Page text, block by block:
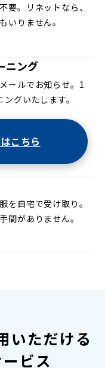
要。リネットなら、
いりません。
ニング
ールでお知らせ。1
グいたします。
こちら
を自宅で受け取り。
間がありません。
いただける
ビス